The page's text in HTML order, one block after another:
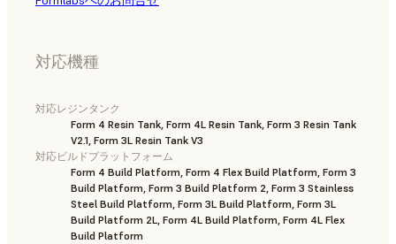
対応機種
対応レジンタンク
Form 4 Resin Tank, Form 4L Resin Tank, Form 3 Resin Tank
V2.1, Form 3L Resin Tank V3
対応ビルドプラットフォーム
Form 4 Build Platform, Form 4 Flex Build Platform, Form 3
Build Platform, Form 3 Build Platform 2, Form 3 Stainless
Steel Build Platform, Form 3L Build Platform, Form 3L
Build Platform 2L, Form 4L Build Platform, Form 4L Flex
Build Platform